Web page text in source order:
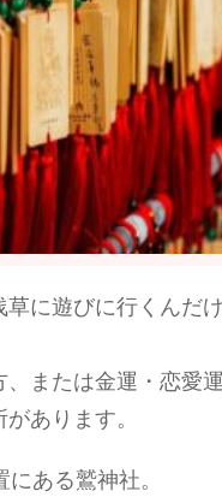
草に遊びに行くんだ
または金運・恋愛
あります。
ある鷲神社。